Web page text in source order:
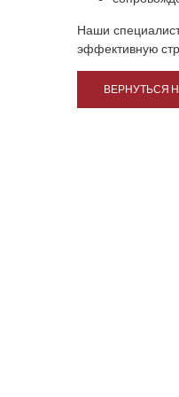
Наши
эффективную
ВЕРНУТЬСЯ